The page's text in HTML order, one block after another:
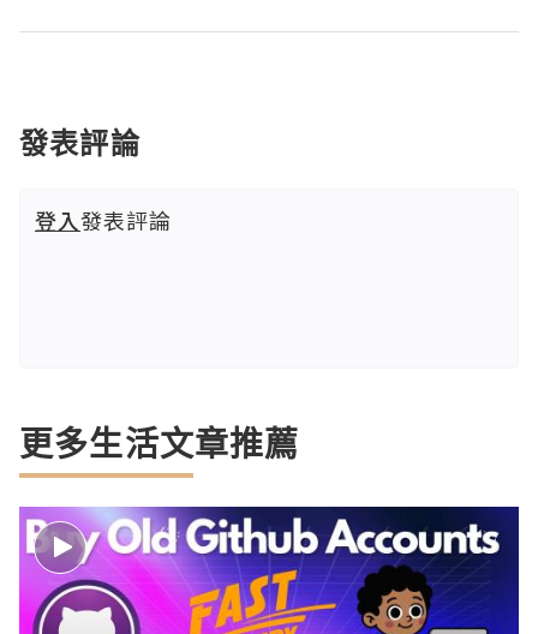
發表評論
登入發表評論
更多生活文章推薦